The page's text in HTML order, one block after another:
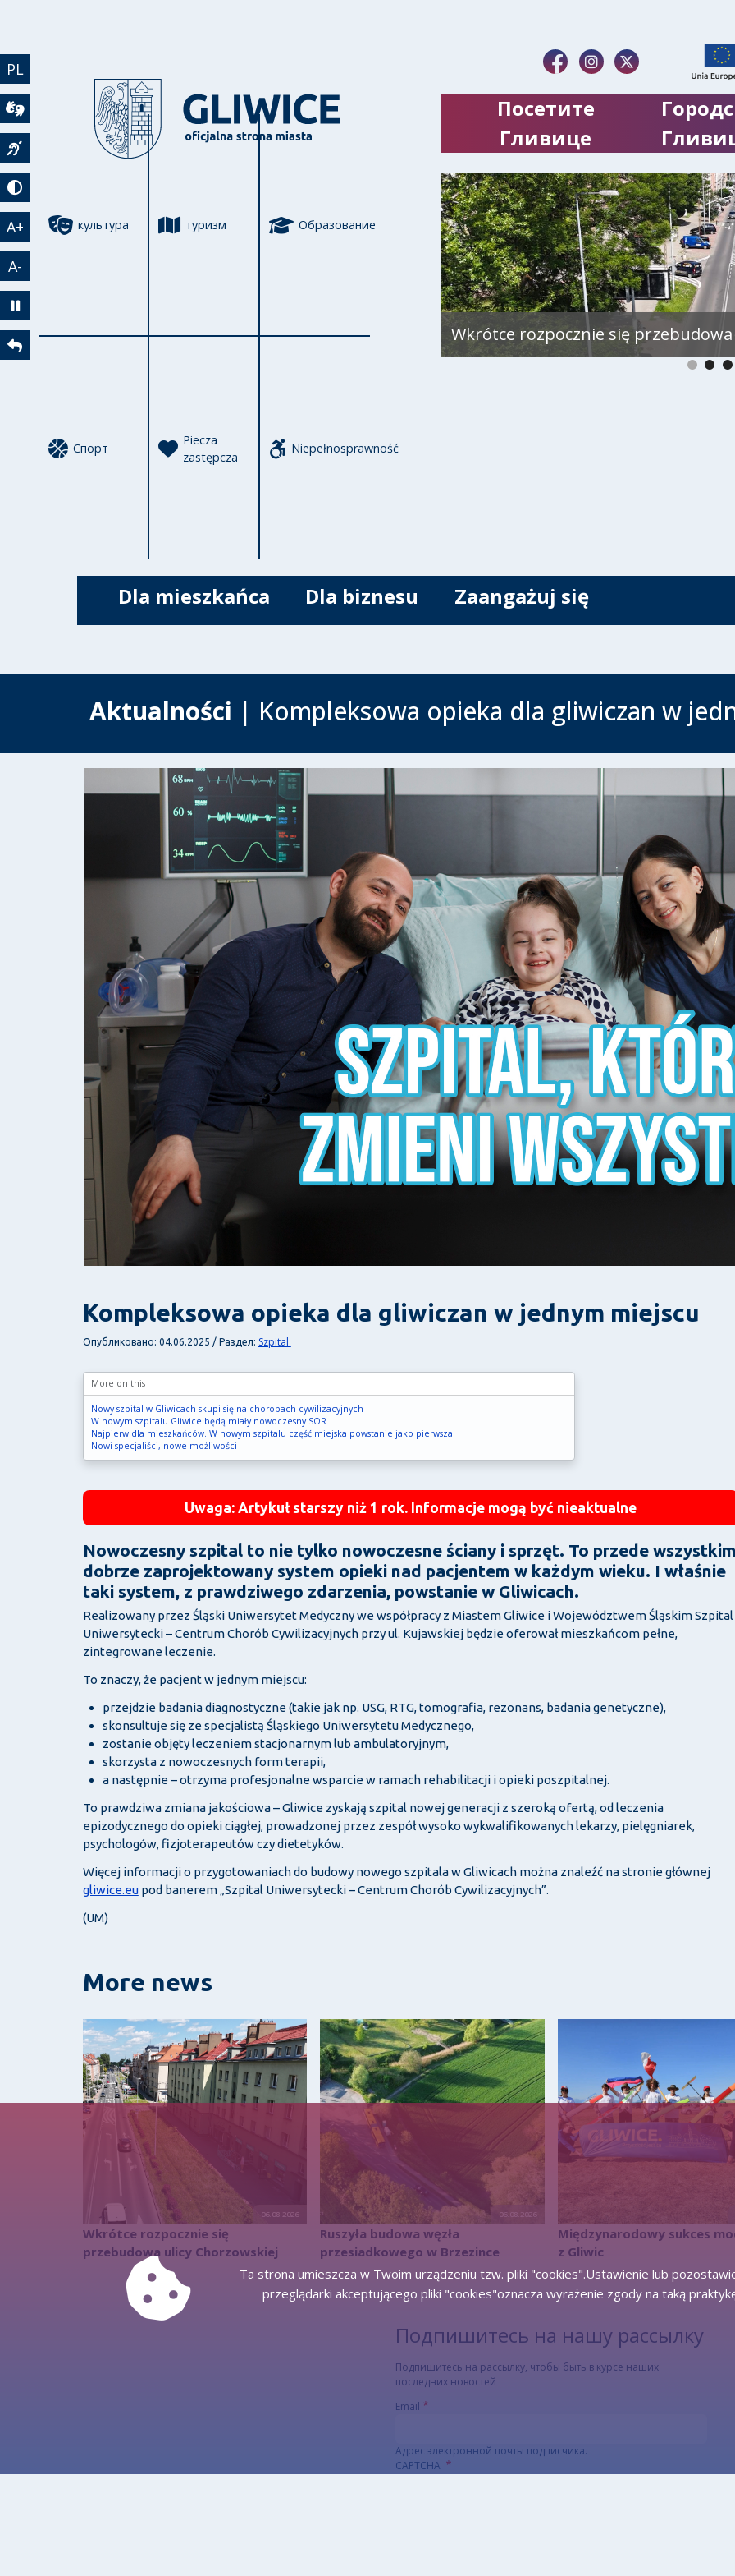
PL
Wideotłumacz
Język migowy
Tryb kontrastowy
A+
A-
Zatrzymaj animację
Powrót
Посетите
Гливице
Wkrótce rozpocznie się
культура туризм Образование
Спорт
Piecza
zastępcza
Niepełnosprawność
Dla mieszkańca Dla biznesu Zaangażuj się
Aktualności | Kompleksowa opieka dla gliwiczan w
Kompleksowa opieka dla gliwiczan w jednym miejscu
Опубликовано: 04.06.2025 / Раздел: Szpital
More on this
Nowy szpital w Gliwicach skupi się na chorobach cywilizacyjnych
W nowym szpitalu Gliwice będą miały nowoczesny SOR
Najpierw dla mieszkańców. W nowym szpitalu część miejska powstanie jako pierwsza
Nowi specjaliści, nowe możliwości
Uwaga: Artykuł starszy niż 1 rok. Informacje mogą być nieaktualne
Nowoczesny szpital to nie tylko nowoczesne ściany i sprzęt. To przede
dobrze zaprojektowany system opieki nad pacjentem w każdym wieku. I właśnie
taki system, z prawdziwego zdarzenia, powstanie w Gliwicach.
Realizowany przez Śląski Uniwersytet Medyczny we współpracy z Miastem Gliwice i Województwem Śląskim Szpital
Uniwersytecki – Centrum Chorób Cywilizacyjnych przy ul. Kujawskiej będzie oferował mieszkańcom pełne,
zintegrowane leczenie.
To znaczy, że pacjent w jednym miejscu:
przejdzie badania diagnostyczne (takie jak np. USG, RTG, tomografia, rezonans, badania genetyczne),
skonsultuje się ze specjalistą Śląskiego Uniwersytetu Medycznego,
zostanie objęty leczeniem stacjonarnym lub ambulatoryjnym,
skorzysta z nowoczesnych form terapii,
a następnie – otrzyma profesjonalne wsparcie w ramach rehabilitacji i opieki poszpitalnej.
To prawdziwa zmiana jakościowa – Gliwice zyskają szpital nowej generacji z szeroką ofertą, od leczenia
epizodycznego do opieki ciągłej, prowadzonej przez zespół wysoko wykwalifikowanych lekarzy, pielęgniarek,
psychologów, fizjoterapeutów czy dietetyków.
Więcej informacji o przygotowaniach do budowy nowego szpitala w Gliwicach można znaleźć na stronie głównej
gliwice.eupod banerem „Szpital Uniwersytecki – Centrum Chorób Cywilizacyjnych”.
(UM)
More news
06.08.2026
Wkrótce rozpocznie się
przebudowa ulicy Chorzowskiej
06.08.2026
Ruszyła budowa węzła
przesiadkowego w Brzezince
Międzynarodowy sukces
z Gliwic
Декларация доступности
Подпишитесь на нашу рассылку
Подпишитесь на рассылку, чтобы быть в курсе наших
последних новостей
Email
Адрес электронной почты подписчика.
CAPTCHA
Ta strona umieszcza w Twoim urządzeniu tzw. pliki "cookies".Ustawienie lub
przeglądarki akceptującego pliki "cookies"oznacza wyrażenie zgody na taką